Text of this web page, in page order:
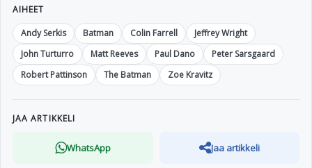
AIHEET
Andy Serkis
Batman Colin Farrell
Jeffrey Wright
John Turturro
Matt Reeves Paul Dano
Peter Sarsgaard
Robert Pattinson
The Batman Zoe Kravitz
JAA ARTIKKELI
WhatsApp Jaa artikkeli